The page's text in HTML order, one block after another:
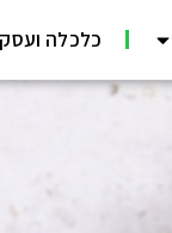
כלכלה